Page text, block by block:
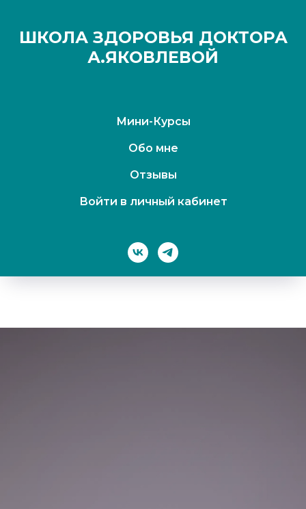
ШКОЛА ЗДОРОВЬЯ ДОКТОРА
А.ЯКОВЛЕВОЙ
Мини-Курсы
Обо мне
Отзывы
Войти в личный кабинет